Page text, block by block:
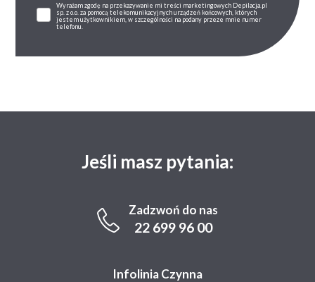
Wyrażam zgodę na przekazywanie mi treści marketingowych Depilacja.pl
sp. z o.o. za pomocą telekomunikacyjnych urządzeń końcowych, których
jestem użytkownikiem, w szczególności na podany przeze mnie numer
telefonu.
Jeśli masz pytania:
Zadzwoń do nas
22 699 96 00
Infolinia Czynna